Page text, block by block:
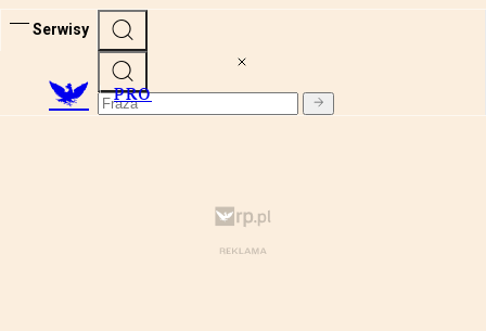
Serwisy
PRO